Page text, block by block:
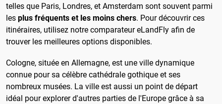
telles que Paris, Londres, et Amsterdam sont souvent parmi
les plus fréquents et les moins chers. Pour découvrir ces
itinéraires, utilisez notre comparateur eLandFly afin de
trouver les meilleures options disponibles.
Cologne, située en Allemagne, est une ville dynamique
connue pour sa célèbre cathédrale gothique et ses
nombreux musées. La ville est aussi un point de départ
idéal pour explorer d'autres parties de l'Europe grâce à sa